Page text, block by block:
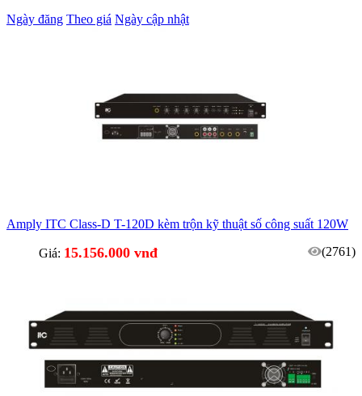
Ngày đăng Theo giá Ngày cập nhật
Amply ITC Class-D T-120D kèm trộn kỹ thuật số công suất 120W
Giá: 15.156.000 vnđ (2761)